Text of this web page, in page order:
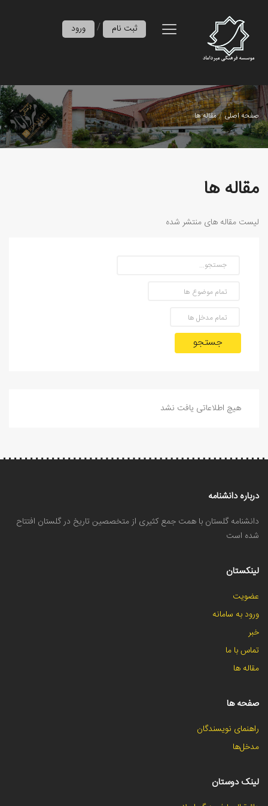
ورود / ثبت نام
صفحه اصلی مقاله ها
مقاله ها
لیست مقاله های منتشر شده
جستجو
هیچ اطلاعاتی یافت نشد
درباره دانشنامه
دانشنامه گلستان با همت جمع کثیری از متخصصین تاریخ در گلستان افتتاح
شده است
لینکستان
عضویت
ورود به سامانه
خبر
تماس با ما
مقاله ها
صفحه ها
راهنمای نویسندگان
مدخل‌ها
لینک دوستان